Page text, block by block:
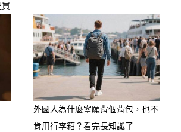
外國人為什麼寧願背個背包，也不
肯用行李箱？看完長知識了